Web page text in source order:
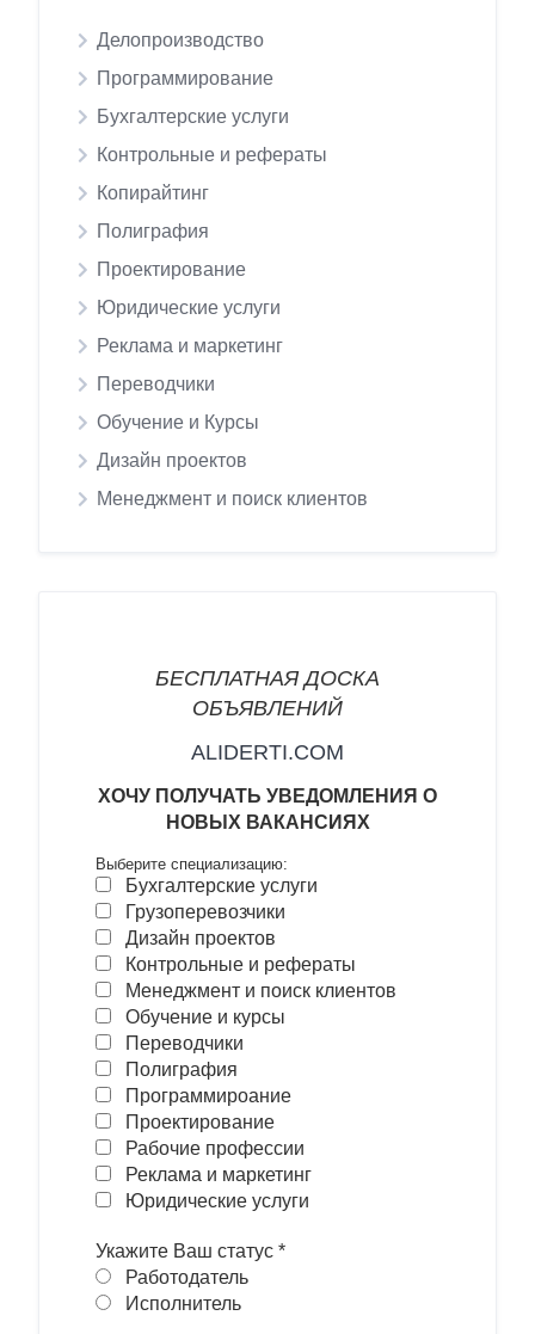
Делопроизводство
Программирование
Бухгалтерские услуги
Контрольные и рефераты
Копирайтинг
Полиграфия
Проектирование
Юридические услуги
Реклама и маркетинг
Переводчики
Обучение и Курсы
Дизайн проектов
Менеджмент и поиск клиентов
БЕСПЛАТНАЯ ДОСКА
ОБЪЯВЛЕНИЙ
ALIDERTI.COM
ХОЧУ ПОЛУЧАТЬ УВЕДОМЛЕНИЯ О
НОВЫХ ВАКАНСИЯХ
Выберите специализацию:
Бухгалтерские услуги
Грузоперевозчики
Дизайн проектов
Контрольные и рефераты
Менеджмент и поиск клиентов
Обучение и курсы
Переводчики
Полиграфия
Программироание
Проектирование
Рабочие профессии
Реклама и маркетинг
Юридические услуги
Укажите Ваш статус *
Работодатель
Исполнитель